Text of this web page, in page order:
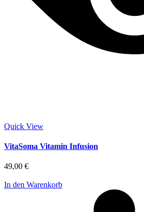
Quick View
VitaSoma Vitamin Infusion
49,00 €
In den Warenkorb